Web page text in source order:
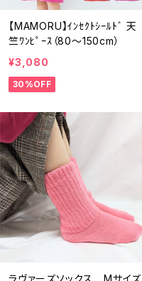
【MAMORU】ｲﾝｾｸﾄｼｰﾙﾄﾞ 天
竺ﾜﾝﾋﾟｰｽ（80～150cm）
¥3,080
30%OFF
ラヴァーズソックス Mサイズ